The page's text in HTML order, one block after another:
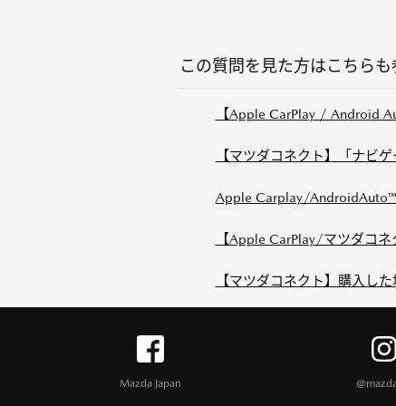
この質問を見た方はこちら
【Apple CarPlay / Android
【マツダコネクト】「ナビ
Apple Carplay/AndroidAuto™
【Apple CarPlay/マツダコ
【マツダコネクト】購入し
Mazda Japan